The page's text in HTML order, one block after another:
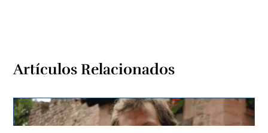
Artículos Relacionados